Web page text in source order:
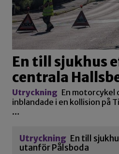
En till sjukhus
centrala
Utryckning En motorcykel
inblandade i en kollision på
…
Utryckning En till
utanför Pålsboda